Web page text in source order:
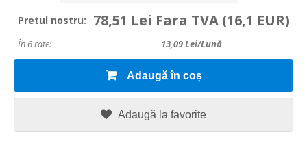
Pretul nostru: 78,51 Lei Fara TVA (16,1 EUR)
În 6 rate: 13,09Lei/lună
Adaugă în coș
Adaugă la favorite